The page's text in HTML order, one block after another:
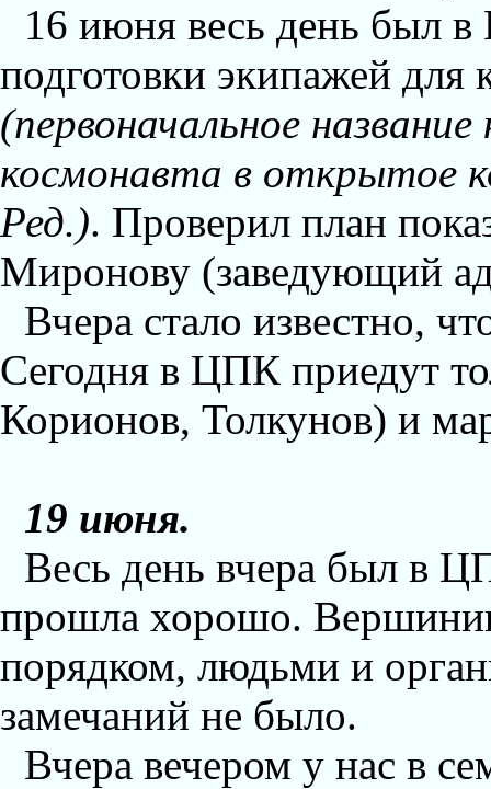
16 июня весь день был
подготовки экипажей
(первоначальное
космонавта в открытое
Ред.). Проверил план
Миронову (заведующий
Вчера стало известно,
Сегодня в ЦПК приедут
Корионов, Толкунов) и
19 июня.
Весь день вчера был в
прошла хорошо.
порядком, людьми и
замечаний не было.
Вчера вечером у нас в